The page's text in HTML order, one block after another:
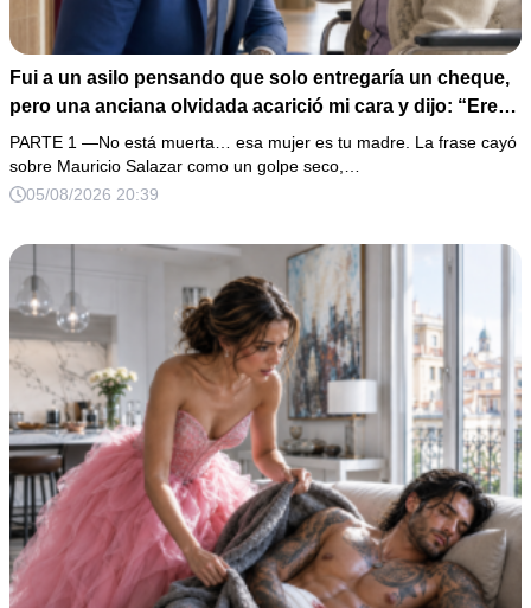
Fui a un asilo pensando que solo entregaría un cheque,
pero una anciana olvidada acarició mi cara y dijo: “Eres
igual a tu padre”. En vez de hacer preguntas, tomé su
medalla, abrí un expediente sellado desde hacía 40 años
y descubrí que la mujer que me crió había construido mi
PARTE 1 —No está muerta… esa mujer es tu madre. La frase cayó
sobre Mauricio Salazar como un golpe seco,…
05/08/2026 20:39